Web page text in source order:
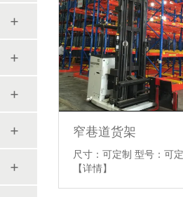
窄巷道货架
尺寸：可定制 型号：可
【详情】